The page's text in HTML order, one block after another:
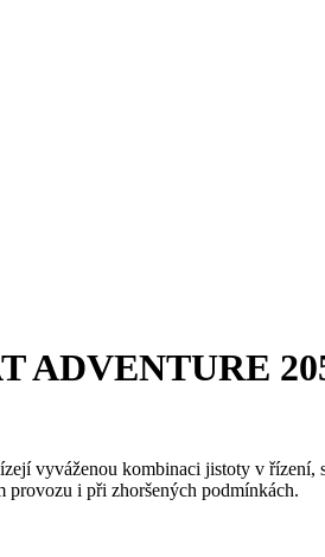
vyváženou kombinaci jistoty v
provozu i při zhoršených podmínkách.